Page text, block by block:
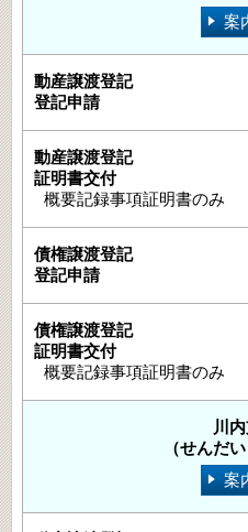
案
概要記録事項証明書のみ
概要記録事項証明書のみ
川
（せんだ
案